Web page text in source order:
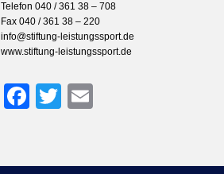
Telefon 040 / 361 38 – 708
Fax 040 / 361 38 – 220
info@stiftung-leistungssport.de
www.stiftung-leistungssport.de
Facebook
Twitter